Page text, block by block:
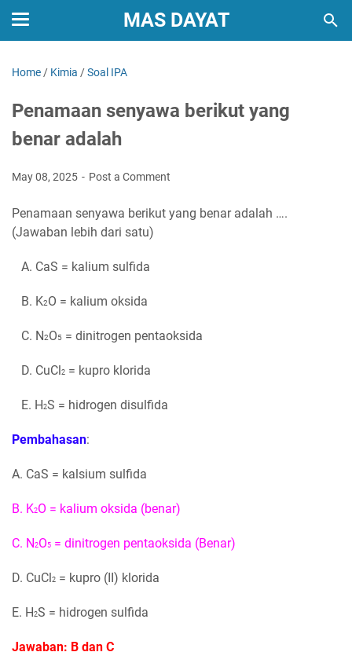
MAS DAYAT
Home / Kimia /Soal IPA
Penamaan senyawa berikut yang
benar adalah
May 08, 2025 Post a Comment
Penamaan senyawa berikut yang benar adalah ….
(Jawaban lebih dari satu)
A. CaS = kalium sulfida
B. K2O = kalium oksida
C. N2O5 = dinitrogen pentaoksida
D. CuCl2 = kupro klorida
E. H2S = hidrogen disulfida
Pembahasan:
A. CaS = kalsium sulfida
B. K2O = kalium oksida (benar)
C. N2O5 = dinitrogen pentaoksida (Benar)
D. CuCl2 = kupro (II) klorida
E. H2S = hidrogen sulfida
Jawaban: B dan C